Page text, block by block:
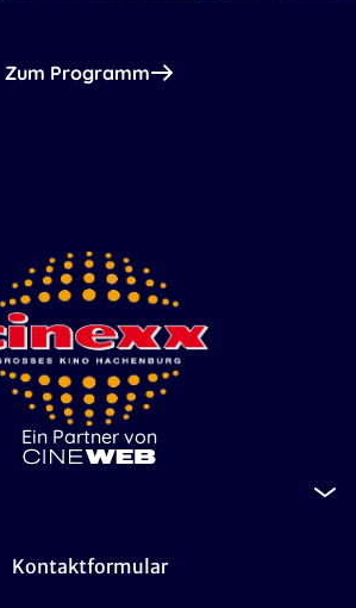
Zum Programm
Ein Partner von
Kontaktformular